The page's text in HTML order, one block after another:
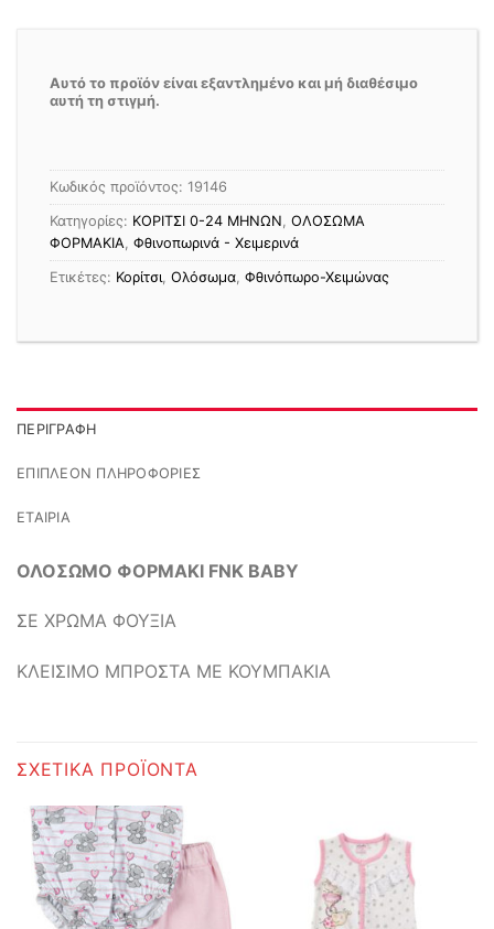
Αυτό το προϊόν είναι εξαντλημένο και μή διαθέσιμο
αυτή τη στιγμή.
Κωδικός προϊόντος: 19146
Κατηγορίες: ΚΟΡΙΤΣΙ 0-24 MΗΝΩΝ ΟΛΟΣΩΜΑ
ΦΟΡΜΑΚΙΑ Φθινοπωρινά - Χειμερινά
Ετικέτες: Κορίτσι Ολόσωμα Φθινόπωρο-Χειμώνας
ΠΕΡΙΓΡΑΦΉ
ΕΠΙΠΛΈΟΝ ΠΛΗΡΟΦΟΡΊΕΣ
ΕΤΑΙΡΊΑ
ΟΛΟΣΩΜΟ ΦΟΡΜΑΚΙ FNK BABY
ΣΕ ΧΡΩΜΑ ΦΟΥΞΙΑ
ΚΛΕΙΣΙΜΟ ΜΠΡΟΣΤΑ ΜΕ ΚΟΥΜΠΑΚΙΑ
ΣΧΕΤΙΚΆ ΠΡΟΪΌΝΤΑ